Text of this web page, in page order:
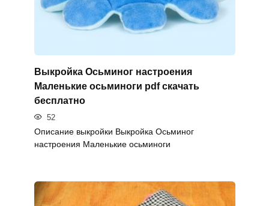
Выкройка Осьминог настроения
Маленькие осьминоги pdf скачать
бесплатно
52
Описание выкройки Выкройка Осьминог
настроения Маленькие осьминоги